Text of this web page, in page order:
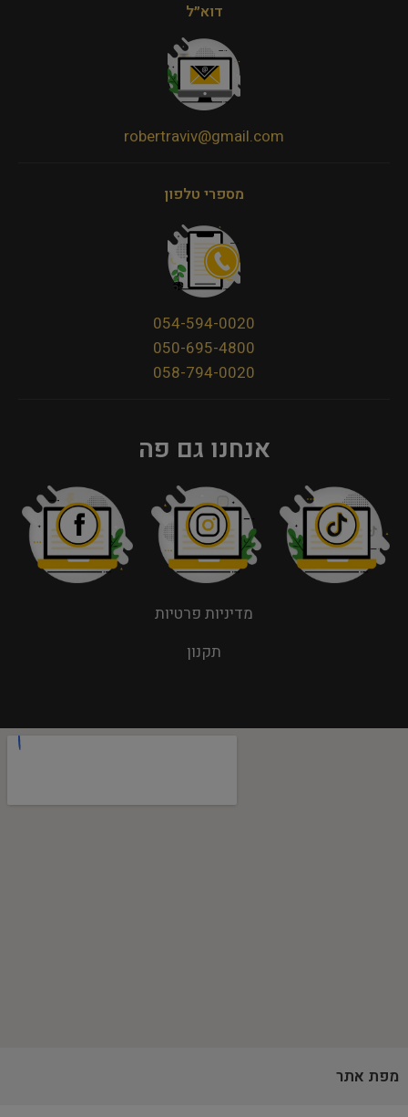
דוא״ל
robertraviv@gmail.com
מספרי טלפון
054-594-0020
050-695-4800
058-794-0020
אנחנו גם פה
מדיניות פרטיות
תקנון
מפת אתר